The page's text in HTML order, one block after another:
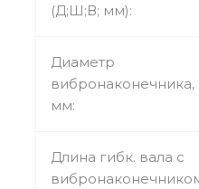
(Д;Ш;В; мм):
Диаметр
вибронаконечника,
мм:
Длина гибк. вала с